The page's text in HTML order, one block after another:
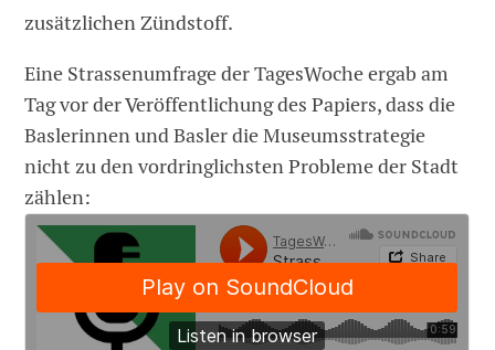
zusätzlichen Zündstoff.
Eine Strassenumfrage der TagesWoche ergab am
Tag vor der Veröffentlichung des Papiers, dass die
Baslerinnen und Basler die Museumsstrategie
nicht zu den vordringlichsten Probleme der Stadt
zählen: